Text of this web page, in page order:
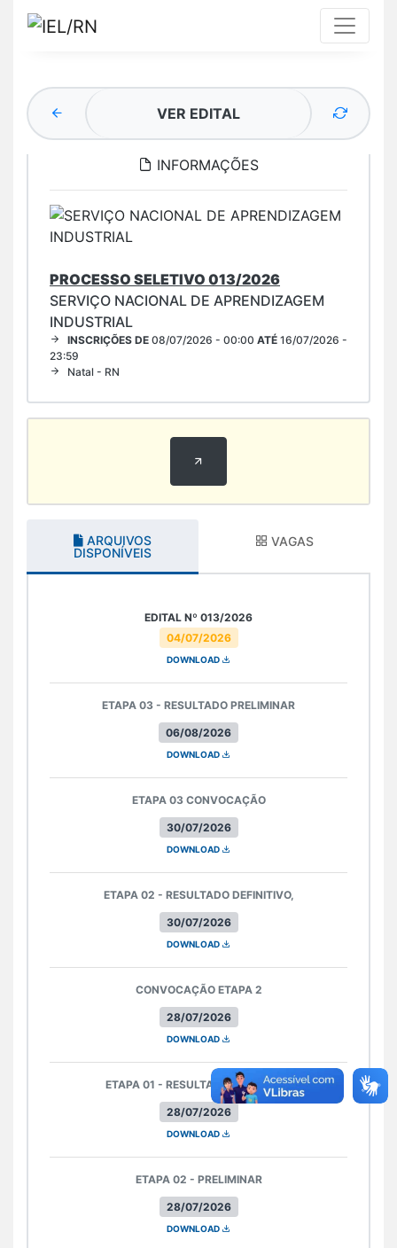
VER EDITAL
INFORMAÇÕES
PROCESSO SELETIVO 013/2026
SERVIÇO NACIONAL DE APRENDIZAGEM
INDUSTRIAL
INSCRIÇÕES DE 08/07/2026 - 00:00 ATÉ 16/07/2026 -
23:59
Natal - RN
ARQUIVOS
DISPONÍVEIS
VAGAS
04/07/2026
EDITAL Nº 013/2026
DOWNLOAD
06/08/2026
ETAPA 03 - RESULTADO PRELIMINAR
DOWNLOAD
30/07/2026
ETAPA 03 CONVOCAÇÃO
DOWNLOAD
30/07/2026
ETAPA 02 - RESULTADO DEFINITIVO,
DOWNLOAD
28/07/2026
CONVOCAÇÃO ETAPA 2
DOWNLOAD
28/07/2026
ETAPA 01 - RESULTADO DEFINITIVO
DOWNLOAD
28/07/2026
ETAPA 02 - PRELIMINAR
DOWNLOAD